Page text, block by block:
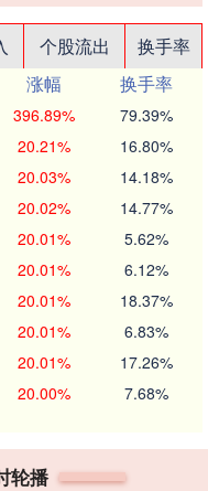
个股流出
换手率
涨幅
换手率
396.89% 79.39%
20.21% 16.80%
20.03% 14.18%
20.02% 14.77%
20.01% 5.62%
20.01% 6.12%
20.01% 18.37%
20.01% 6.83%
20.01% 17.26%
20.00% 7.68%
轮播